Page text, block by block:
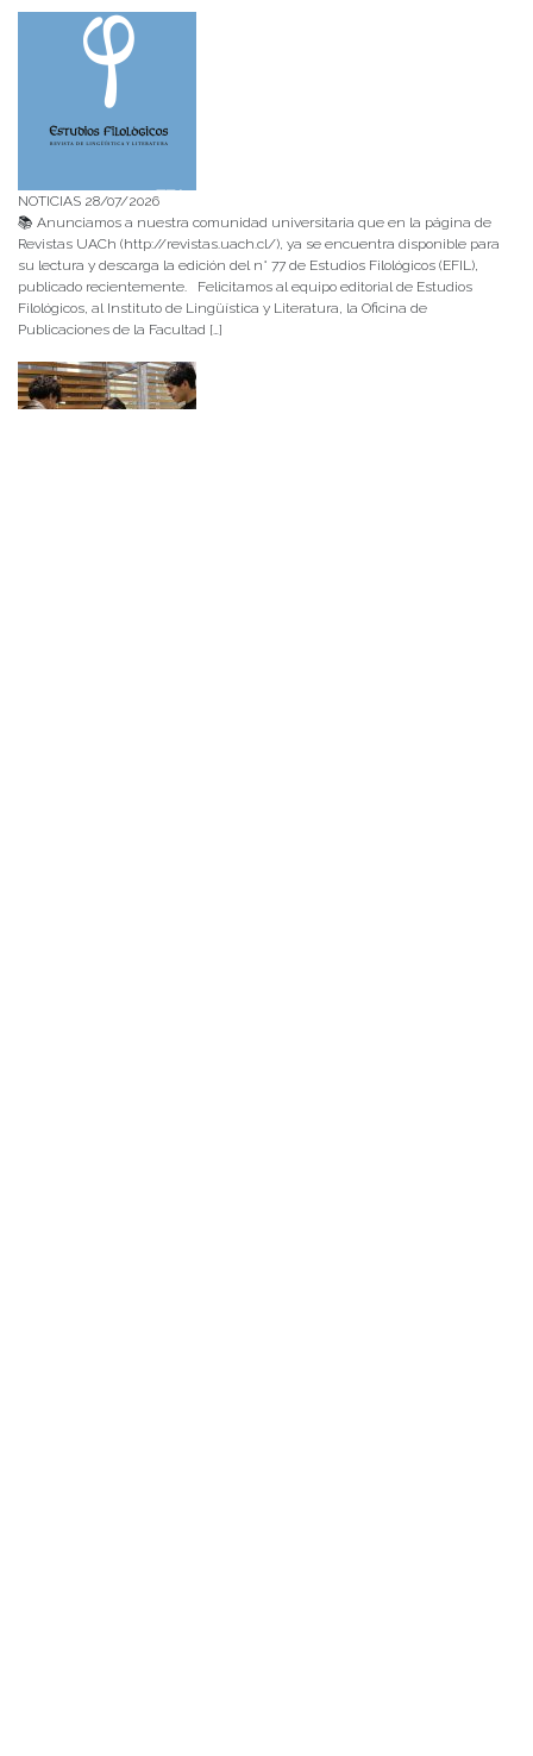
NOTICIAS 28/07/2026
📚 Anunciamos a nuestra comunidad universitaria que en la página de
Revistas UACh (http://revistas.uach.cl/), ya se encuentra disponible para
su lectura y descarga la edición del n° 77 de Estudios Filológicos (EFIL),
publicado recientemente. Felicitamos al equipo editorial de Estudios
Filológicos, al Instituto de Lingüística y Literatura, la Oficina de
Publicaciones de la Facultad […]